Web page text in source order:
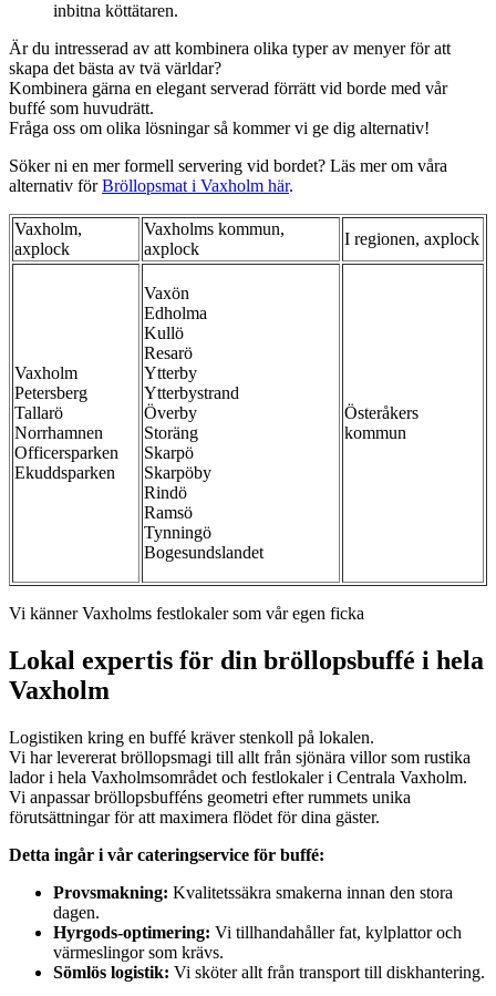
inbitna köttätaren.
Är du intresserad av att kombinera olika typer av menyer för att
skapa det bästa av tvä världar?
Kombinera gärna en elegant serverad förrätt vid borde med vår
buffé som huvudrätt.
Fråga oss om olika lösningar så kommer vi ge dig alternativ!
Söker ni en mer formell servering vid bordet? Läs mer om våra
alternativ förBröllopsmat i Vaxholm här.
Vaxholm,
axplock
Vaxholms kommun,
axplock
I regionen, axplock
Vaxholm
Petersberg
Tallarö
Norrhamnen
Officersparken
Ekuddsparken
Vaxön
Edholma
Kullö
Resarö
Ytterby
Ytterbystrand
Överby
Storäng
Skarpö
Skarpöby
Rindö
Ramsö
Tynningö
Bogesundslandet
Österåkers
kommun
Vi känner Vaxholms festlokaler som vår egen ficka
Lokal expertis för din bröllopsbuffé i hela
Vaxholm
Logistiken kring en buffé kräver stenkoll på lokalen.
Vi har levererat bröllopsmagi till allt från sjönära villor som rustika
lador i hela Vaxholmsområdet och festlokaler i Centrala Vaxholm.
Vi anpassar bröllopsbufféns geometri efter rummets unika
förutsättningar för att maximera flödet för dina gäster.
Detta ingår i vår cateringservice för buffé:
Provsmakning: Kvalitetssäkra smakerna innan den stora
dagen.
Hyrgods-optimering: Vi tillhandahåller fat, kylplattor och
värmeslingor som krävs.
Sömlös logistik: Vi sköter allt från transport till diskhantering.